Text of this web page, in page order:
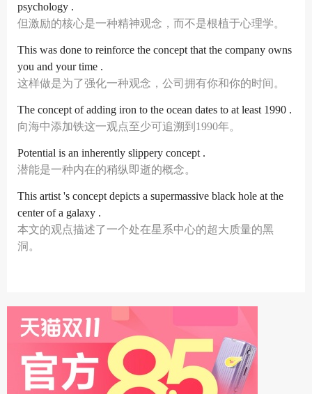
psychology .
但激励的核心是一种精神观念，而不是根植于心理学。
This was done to reinforce the concept that the company owns
you and your time .
这样做是为了强化一种观念，公司拥有你和你的时间。
The concept of adding iron to the ocean dates to at least 1990 .
向海中添加铁这一观点至少可追溯到1990年。
Potential is an inherently slippery concept .
潜能是一种内在的稍纵即逝的概念。
This artist 's concept depicts a supermassive black hole at the
center of a galaxy .
本文的观点描述了一个处在星系中心的超大质量的黑
洞。